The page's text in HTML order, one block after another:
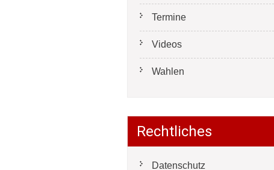
Termine
Videos
Wahlen
Rechtliches
Datenschutz